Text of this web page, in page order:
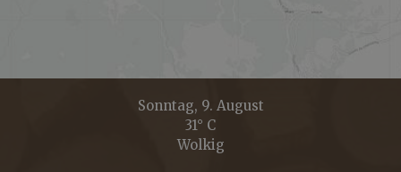
Sonntag, 9. August
31° C
Wolkig